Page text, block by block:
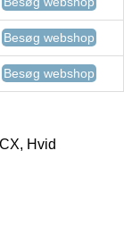
Besøg webshop
Besøg webshop
Hvid